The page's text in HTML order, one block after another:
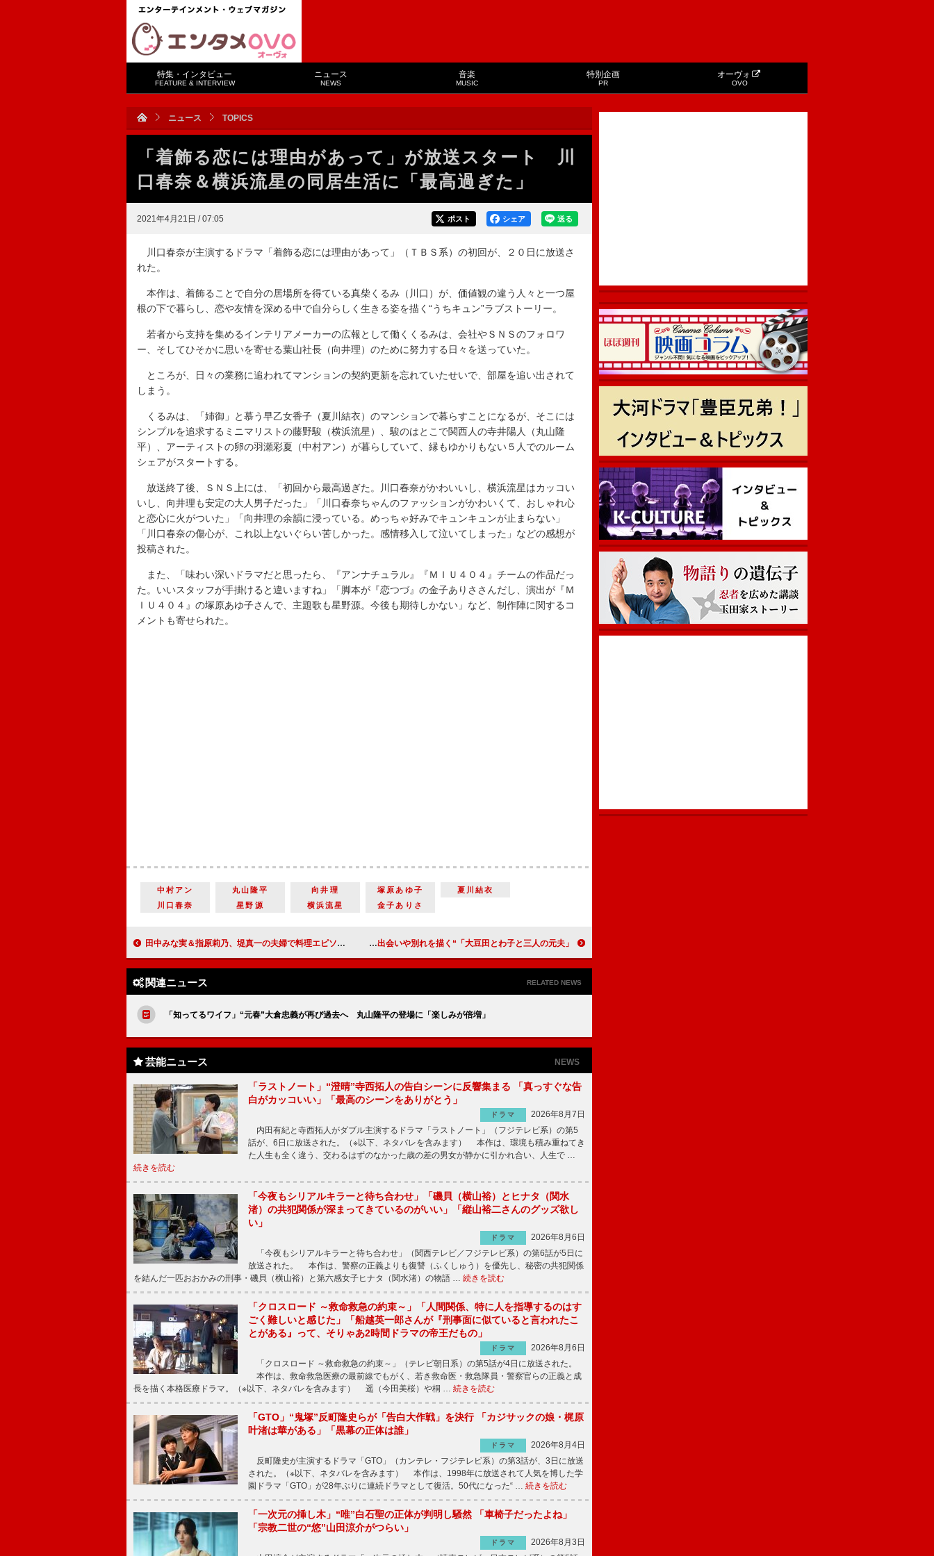
特集・インタビュー
FEATURE & INTERVIEW
ニュース
NEWS
音楽
MUSIC
特別企画
PR
オーヴォ
OVO
ニュース TOPICS
「着飾る恋には理由があって」が放送スタート 川
口春奈＆横浜流星の同居生活に「最高過ぎた」
2021年4月21日 / 07:05 送る
シェア
ポスト
川口春奈が主演するドラマ「着飾る恋には理由があって」（ＴＢＳ系）の初回が、２０日に放送さ
れた。
本作は、着飾ることで自分の居場所を得ている真柴くるみ（川口）が、価値観の違う人々と一つ屋
根の下で暮らし、恋や友情を深める中で自分らしく生きる姿を描く“うちキュン”ラブストーリー。
若者から支持を集めるインテリアメーカーの広報として働くくるみは、会社やＳＮＳのフォロワ
ー、そしてひそかに思いを寄せる葉山社長（向井理）のために努力する日々を送っていた。
ところが、日々の業務に追われてマンションの契約更新を忘れていたせいで、部屋を追い出されて
しまう。
くるみは、「姉御」と慕う早乙女香子（夏川結衣）のマンションで暮らすことになるが、そこには
シンプルを追求するミニマリストの藤野駿（横浜流星）、駿のはとこで関西人の寺井陽人（丸山隆
平）、アーティストの卵の羽瀬彩夏（中村アン）が暮らしていて、縁もゆかりもない５人でのルーム
シェアがスタートする。
放送終了後、ＳＮＳ上には、「初回から最高過ぎた。川口春奈がかわいいし、横浜流星はカッコい
いし、向井理も安定の大人男子だった」「川口春奈ちゃんのファッションがかわいくて、おしゃれ心
と恋心に火がついた」「向井理の余韻に浸っている。めっちゃ好みでキュンキュンが止まらない」
「川口春奈の傷心が、これ以上ないぐらい苦しかった。感情移入して泣いてしまった」などの感想が
投稿された。
また、「味わい深いドラマだと思ったら、『アンナチュラル』『ＭＩＵ４０４』チームの作品だっ
た。いいスタッフが手掛けると違いますね」「脚本が『恋つづ』の金子ありささんだし、演出が『Ｍ
ＩＵ４０４』の塚原あゆ子さんで、主題歌も星野源。今後も期待しかない」など、制作陣に関するコ
メントも寄せられた。
中村アン 丸山隆平 向井理 塚原あゆ子
夏川結衣
川口春奈
星野源 横浜流星 金子ありさ
田中みな実＆指原莉乃、堤真一の夫婦で料理エピソードに 「めちゃくちゃ理想的」 「大豆田とわ子と三人の元夫」“しんしん”岡田将生が「いとし過ぎる」 とわ子との出会いや別れを描く
関連ニュース RELATED NEWS
「知ってるワイフ」“元春”大倉忠義が再び過去へ 丸山隆平の登場に「楽しみが倍増」
芸能ニュース NEWS
「ラストノート」“澄晴”寺西拓人の告白シーンに反響集まる 「真っすぐな告
白がカッコいい」「最高のシーンをありがとう」
ドラマ
2026年8月7日
内田有紀と寺西拓人がダブル主演するドラマ「ラストノート」（フジテレビ系）の第5
話が、6日に放送された。（※以下、ネタバレを含みます） 本作は、環境も積み重ねてき
た人生も全く違う、交わるはずのなかった歳の差の男女が静かに引かれ合い、人生で …
続きを読む
「今夜もシリアルキラーと待ち合わせ」「磯貝（横山裕）とヒナタ（関水
渚）の共犯関係が深まってきているのがいい」「縦山裕二さんのグッズ欲し
い」
ドラマ
2026年8月6日
「今夜もシリアルキラーと待ち合わせ」（関西テレビ／フジテレビ系）の第6話が5日に
放送された。 本作は、警察の正義よりも復讐（ふくしゅう）を優先し、秘密の共犯関係
を結んだ一匹おおかみの刑事・磯貝（横山裕）と第六感女子ヒナタ（関水渚）の物語 … 続きを読む
「クロスロード ～救命救急の約束～」「人間関係、特に人を指導するのはす
ごく難しいと感じた」「船越英一郎さんが『刑事面に似ていると言われたこ
とがある』って、そりゃあ2時間ドラマの帝王だもの」
ドラマ
2026年8月6日
「クロスロード ～救命救急の約束～」（テレビ朝日系）の第5話が4日に放送された。
本作は、救命救急医療の最前線でもがく、若き救命医・救急隊員・警察官らの正義と成
長を描く本格医療ドラマ。（※以下、ネタバレを含みます） 遥（今田美桜）や桐 … 続きを読む
「GTO」“鬼塚”反町隆史らが「告白大作戦」を決行 「カジサックの娘・梶原
叶渚は華がある」「黒幕の正体は誰」
ドラマ
2026年8月4日
反町隆史が主演するドラマ「GTO」（カンテレ・フジテレビ系）の第3話が、3日に放送
された。（※以下、ネタバレを含みます） 本作は、1998年に放送されて人気を博した学
園ドラマ「GTO」が28年ぶりに連続ドラマとして復活。50代になった“ … 続きを読む
「一次元の挿し木」“唯”白石聖の正体が判明し騒然 「車椅子だったよね」
「宗教二世の“悠”山田涼介がつらい」
ドラマ
2026年8月3日